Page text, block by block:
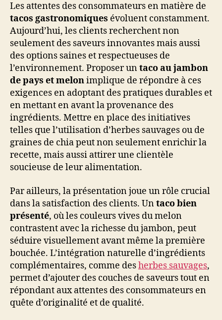
Les attentes des consommateurs en matière de
tacos gastronomiques évoluent constamment.
Aujourd’hui, les clients recherchent non
seulement des saveurs innovantes mais aussi
des options saines et respectueuses de
l’environnement. Proposer untaco au jambon
de pays et melonimplique de répondre à ces
exigences en adoptant des pratiques durables et
en mettant en avant la provenance des
ingrédients. Mettre en place des initiatives
telles que l’utilisation d’herbes sauvages ou de
graines de chia peut non seulement enrichir la
recette, mais aussi attirer une clientèle
soucieuse de leur alimentation.
Par ailleurs, la présentation joue un rôle crucial
dans la satisfaction des clients. Untaco bien
présenté, où les couleurs vives du melon
contrastent avec la richesse du jambon, peut
séduire visuellement avant même la première
bouchée. L’intégration naturelle d’ingrédients
complémentaires, comme desherbes sauvages,
permet d’ajouter des couches de saveurs tout en
répondant aux attentes des consommateurs en
quête d’originalité et de qualité.